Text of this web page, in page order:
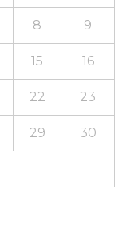
8 9
15 16
22 23
29 30